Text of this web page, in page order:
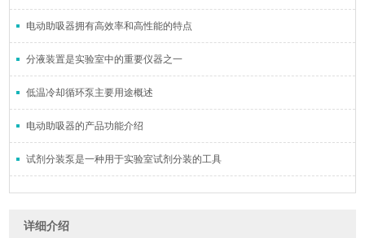
电动助吸器拥有高效率和高性能的特点
分液装置是实验室中的重要仪器之一
低温冷却循环泵主要用途概述
电动助吸器的产品功能介绍
试剂分装泵是一种用于实验室试剂分装的工具
详细介绍